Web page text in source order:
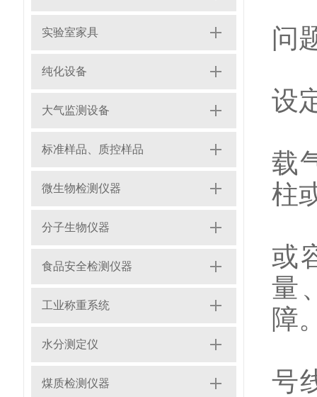
实验室家具
纯化设备
大气监测设备
标准样品、质控样品
微生物检测仪器
分子生物仪器
食品安全检测仪器
工业称重系统
水分测定仪
煤质检测仪器
问
设
载
柱
或
量
障
号